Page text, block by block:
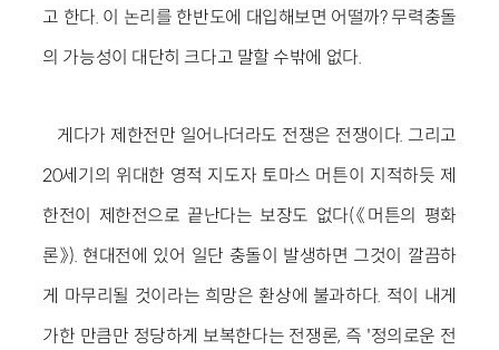
고 한다. 이 논리를 한반도에 대입해보면 어떨까? 무력충돌
의 가능성이 대단히 크다고 말할 수밖에 없다.
게다가 제한전만 일어나더라도 전쟁은 전쟁이다. 그리고
20세기의 위대한 영적 지도자 토마스 머튼이 지적하듯 제
한전이 제한전으로 끝난다는 보장도 없다(《머튼의 평화
론》). 현대전에 있어 일단 충돌이 발생하면 그것이 깔끔하
게 마무리될 것이라는 희망은 환상에 불과하다. 적이 내게
가한 만큼만 정당하게 보복한다는 전쟁론, 즉 '정의로운 전